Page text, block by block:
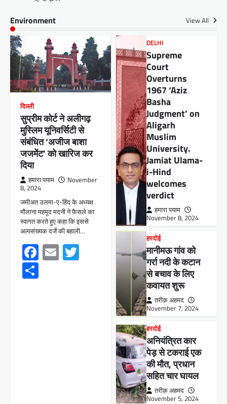
Environment View All
दिल्ली
सुप्रीम कोर्ट ने अलीगढ़
मुस्लिम यूनिवर्सिटी से
संबंधित ‘अजीज बाशा
जजमेंट’ को खारिज कर
दिया
हमारा पयाम
November
8, 2024
जमीअत उलमा-ए-हिंद के अध्यक्ष
मौलाना महमूद मदनी ने फैसले का
स्वागत करते हुए कहा कि इससे
अल्पसंख्यक दर्जे की बहाली…
Facebook
Email Twitter
DELHI
Supreme
Court
Overturns
1967 ‘Aziz
Basha
Judgment’ on
Aligarh
Muslim
University.
Jamiat Ulama-
i-Hind
welcomes
verdict
हमारा पयाम
November 8, 2024
हरदोई
मानीमऊ गांव को
गर्रा नदी के कटान
से बचाव के लिए
कवायत शुरू
तरीक़ अहमद
November 7, 2024
हरदोई
अनियंत्रित कार
पेड़ से टकराई एक
की मौत, प्रधान
सहित चार घायल
तरीक़ अहमद
November 5, 2024